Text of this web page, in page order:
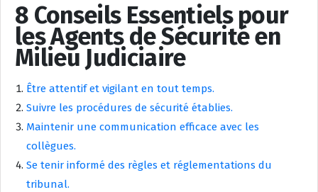
8 Conseils Essentiels pour
les Agents de Sécurité en
Milieu Judiciaire
Être attentif et vigilant en tout temps.
Suivre les procédures de sécurité établies.
Maintenir une communication efficace avec les
collègues.
Se tenir informé des règles et réglementations du
tribunal.